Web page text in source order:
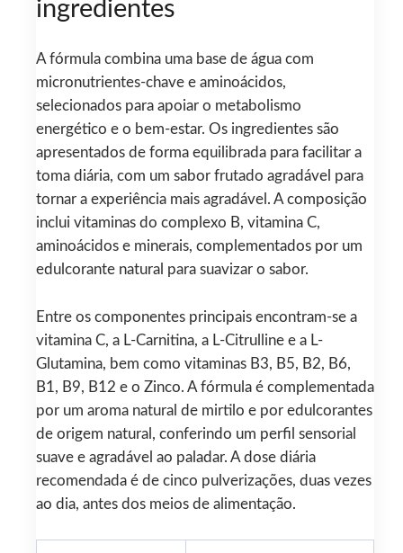
ingredientes
A fórmula combina uma base de água com
micronutrientes-chave e aminoácidos,
selecionados para apoiar o metabolismo
energético e o bem‑estar. Os ingredientes são
apresentados de forma equilibrada para facilitar a
toma diária, com um sabor frutado agradável para
tornar a experiência mais agradável. A composição
inclui vitaminas do complexo B, vitamina C,
aminoácidos e minerais, complementados por um
edulcorante natural para suavizar o sabor.
Entre os componentes principais encontram-se a
vitamina C, a L-Carnitina, a L-Citrulline e a L-
Glutamina, bem como vitaminas B3, B5, B2, B6,
B1, B9, B12 e o Zinco. A fórmula é complementada
por um aroma natural de mirtilo e por edulcorantes
de origem natural, conferindo um perfil sensorial
suave e agradável ao paladar. A dose diária
recomendada é de cinco pulverizações, duas vezes
ao dia, antes dos meios de alimentação.